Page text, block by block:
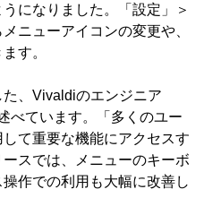
になりました。「設定」＞
ニューアイコンの変更や、
す。
、Vivaldiのエンジニア
べています。「多くのユー
て重要な機能にアクセスす
スでは、メニューのキーボ
作での利用も大幅に改善し